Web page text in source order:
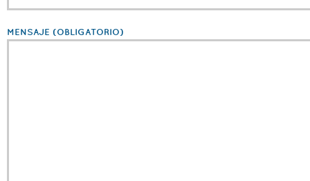
MENSAJE (OBLIGATORIO)